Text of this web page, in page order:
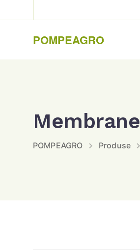
POMPEAGRO
Membrane
POMPEAGRO Produse